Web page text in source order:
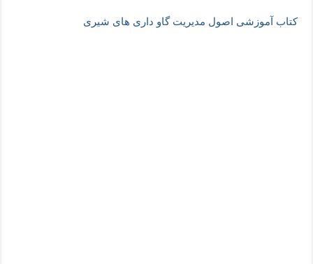
کتاب آموزشی اصول مدیریت گاو داری های شیری